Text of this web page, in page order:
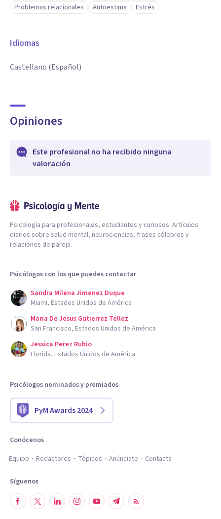
Problemas relacionales
Autoestima Estrés
Idiomas
Castellano (Español)
Opiniones
Este profesional no ha recibido ninguna
valoración
Psicología para profesionales, estudiantes y curiosos. Artículos
diarios sobre salud mental, neurociencias, frases célebres y
relaciones de pareja.
Psicólogos con los que puedes contactar
Sandra Milena Jimenez Duque
Miami, Estados Unidos de América
Maria De Jesus Gutierrez Tellez
San Francisco, Estados Unidos de América
Jessica Perez Rubio
Florida, Estados Unidos de América
Psicólogos nominados y premiados
PyM Awards 2024
Conócenos
Equipo
Redactores Tópicos Anúnciate Contacta
Síguenos